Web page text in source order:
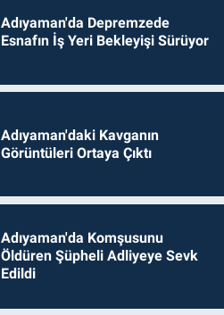
Adıyaman'da Depremzede
Esnafın İş Yeri Bekleyişi Sürüyor
Adıyaman'daki Kavganın
Görüntüleri Ortaya Çıktı
Adıyaman'da Komşusunu
Öldüren Şüpheli Adliyeye Sevk
Edildi